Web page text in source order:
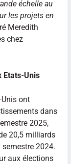
échelle au
les projets en
Meredith
chez
Etats-Unis
ont
dans
2025,
20,5 milliards
2024.
aux élections